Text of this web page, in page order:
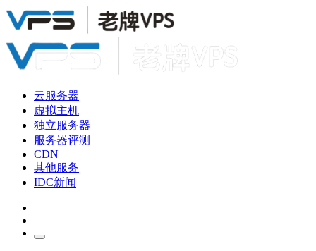
云服务器
虚拟主机
独立服务器
服务器评测
CDN
其他服务
IDC新闻